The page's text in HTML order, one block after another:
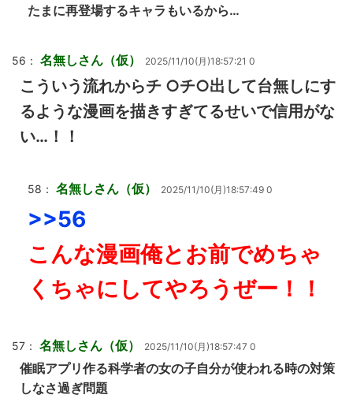
たまに再登場するキャラもいるから…
56： 名無しさん（仮） 2025/11/10(月)18:57:21 0
こういう流れからチ ○チ○出して台無しにす
るような漫画を描きすぎてるせいで信用がな
い…！！
58： 名無しさん（仮） 2025/11/10(月)18:57:49 0
>>56
こんな漫画俺とお前でめちゃ
くちゃにしてやろうぜー！！
57： 名無しさん（仮） 2025/11/10(月)18:57:47 0
催眠アプリ作る科学者の女の子自分が使われる時の対策
しなさ過ぎ問題